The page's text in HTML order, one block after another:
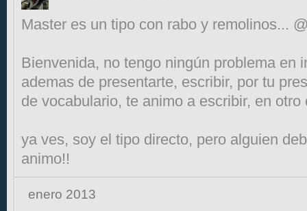
Master es un tipo con rabo y remolinos...
Bienvenida, no tengo ningún problema en
ademas de presentarte, escribir, por tu
de vocabulario, te animo a escribir, en otro
ya ves, soy el tipo directo, pero alguien
animo!!
enero 2013